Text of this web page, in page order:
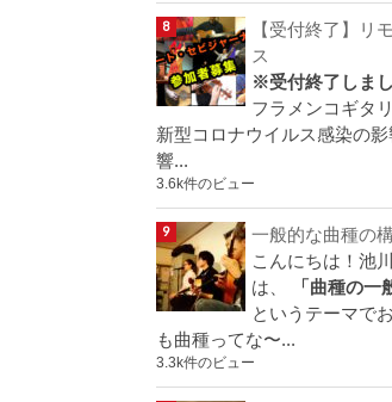
【受付終了】リ
ス
※受付終了しまし
フラメンコギタ
新型コロナウイルス感染の
響...
3.6k件のビュー
一般的な曲種の
こんにちは！池
は、
「曲種の一
というテーマで
も曲種ってな〜...
3.3k件のビュー